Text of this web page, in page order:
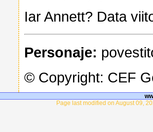
Iar Annett? Data
Personaje:
© Copyright: CEF
Page last modified on August 09,